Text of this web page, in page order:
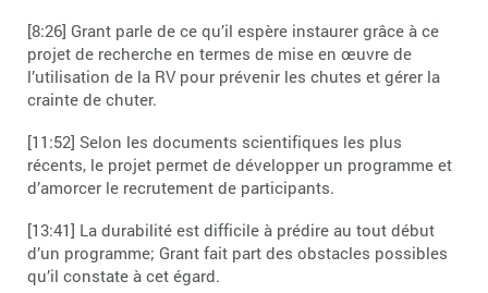
[8:26] Grant parle de ce qu’il espère instaurer grâce à ce
projet de recherche en termes de mise en œuvre de
l’utilisation de la RV pour prévenir les chutes et gérer la
crainte de chuter.
[11:52] Selon les documents scientifiques les plus
récents, le projet permet de développer un programme et
d’amorcer le recrutement de participants.
[13:41] La durabilité est difficile à prédire au tout début
d’un programme; Grant fait part des obstacles possibles
qu’il constate à cet égard.